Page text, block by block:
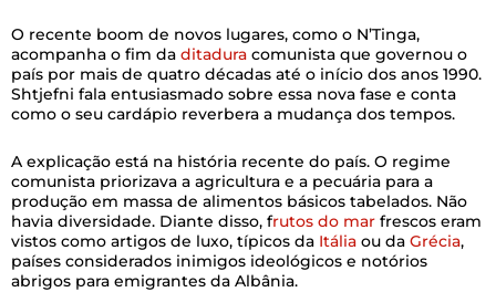
O recente boom de novos lugares, como o N’Tinga,
acompanha o fim da ditadura comunista que governou o
país por mais de quatro décadas até o início dos anos 1990.
Shtjefni fala entusiasmado sobre essa nova fase e conta
como o seu cardápio reverbera a mudança dos tempos.
A explicação está na história recente do país. O regime
comunista priorizava a agricultura e a pecuária para a
produção em massa de alimentos básicos tabelados. Não
havia diversidade. Diante disso, frutos do mar frescos eram
vistos como artigos de luxo, típicos da Itália ou da Grécia,
países considerados inimigos ideológicos e notórios
abrigos para emigrantes da Albânia.